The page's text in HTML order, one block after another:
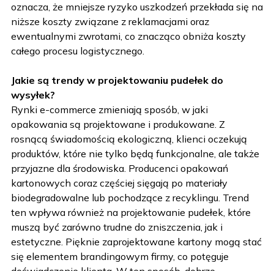
oznacza, że mniejsze ryzyko uszkodzeń przekłada się na
niższe koszty związane z reklamacjami oraz
ewentualnymi zwrotami, co znacząco obniża koszty
całego procesu logistycznego.
Jakie są trendy w projektowaniu pudełek do
wysyłek?
Rynki e-commerce zmieniają sposób, w jaki
opakowania są projektowane i produkowane. Z
rosnącą świadomością ekologiczną, klienci oczekują
produktów, które nie tylko będą funkcjonalne, ale także
przyjazne dla środowiska. Producenci opakowań
kartonowych coraz częściej sięgają po materiały
biodegradowalne lub pochodzące z recyklingu. Trend
ten wpływa również na projektowanie pudełek, które
muszą być zarówno trudne do zniszczenia, jak i
estetyczne. Pięknie zaprojektowane kartony mogą stać
się elementem brandingowym firmy, co potęguje